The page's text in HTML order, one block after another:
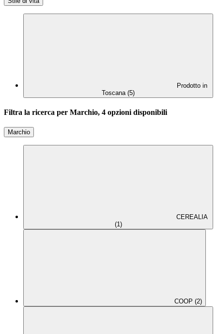
Prodotto in
Toscana (5)
Filtra la ricerca per Marchio, 4 opzioni disponibili
Marchio
CEREALIA
(1)
COOP (2)